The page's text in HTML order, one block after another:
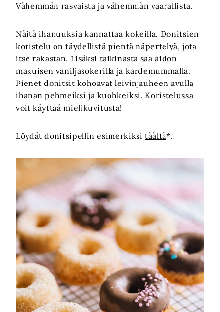
Vähemmän rasvaista ja vähemmän vaarallista.
Näitä ihanuuksia kannattaa kokeilla. Donitsien
koristelu on täydellistä pientä näpertelyä, jota
itse rakastan. Lisäksi taikinasta saa aidon
makuisen vaniljasokerilla ja kardemummalla.
Pienet donitsit kohoavat leivinjauheen avulla
ihanan pehmeiksi ja kuohkeiksi. Koristelussa
voit käyttää mielikuvitusta!
Löydät donitsipellin esimerkiksitäältä*.